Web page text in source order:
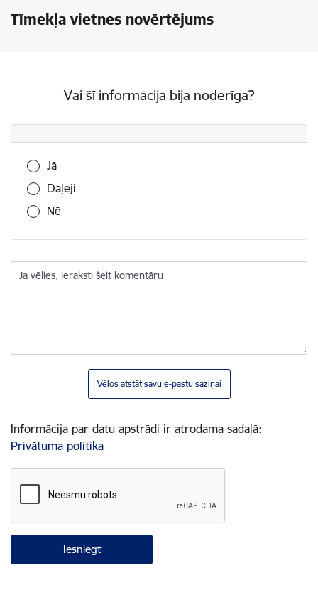
Tīmekļa vietnes novērtējums
Vai šī informācija bija noderīga?
Vai šī informācija bija noderīga?
Jā
Daļēji
Nē
Ja vēlies, ieraksti šeit komentāru
Vēlos atstāt savu e-pastu saziņai
Informācija par datu apstrādi ir atrodama sadaļā:
Privātuma politika